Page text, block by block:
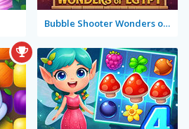
Bubble Shooter Wonders of Egypt